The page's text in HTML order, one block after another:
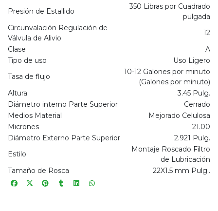
Presión de Estallido
350 Libras por Cuadrado
pulgada
Circunvalación Regulación de
Válvula de Alivio
12
Clase
A
Tipo de uso
Uso Ligero
Tasa de flujo
10-12 Galones por minuto
(Galones por minuto)
Altura
3.45 Pulg.
Diámetro interno Parte Superior
Cerrado
Medios Material
Mejorado Celulosa
Micrones
21.00
Diámetro Externo Parte Superior
2.921 Pulg.
Estilo
Montaje Roscado Filtro
de Lubricación
Tamaño de Rosca
22X1.5 mm Pulg..